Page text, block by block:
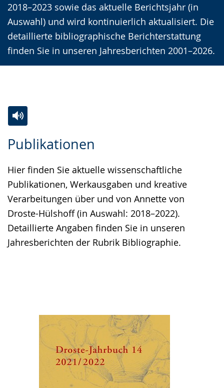
2018–2023 sowie das aktuelle Berichtsjahr (in
Auswahl) und wird kontinuierlich aktualisiert. Die
detaillierte bibliographische Berichterstattung
finden Sie in unseren Jahresberichten 2001–2026.
Publikationen
Hier finden Sie aktuelle wissenschaftliche
Publikationen, Werkausgaben und kreative
Verarbeitungen über und von Annette von
Droste-Hülshoff (in Auswahl: 2018–2022).
Detaillierte Angaben finden Sie in unseren
Jahresberichten der Rubrik Bibliographie.
Leichten
wechseln.
Audio-
Video
Deutscher
Gebärdensprache
wird
angezeigt.